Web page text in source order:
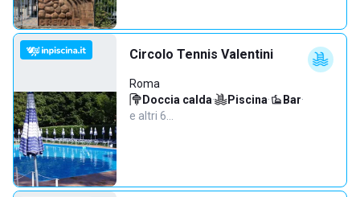
Circolo Tennis Valentini
Roma
Doccia calda· Piscina· Bar·
e altri 6…